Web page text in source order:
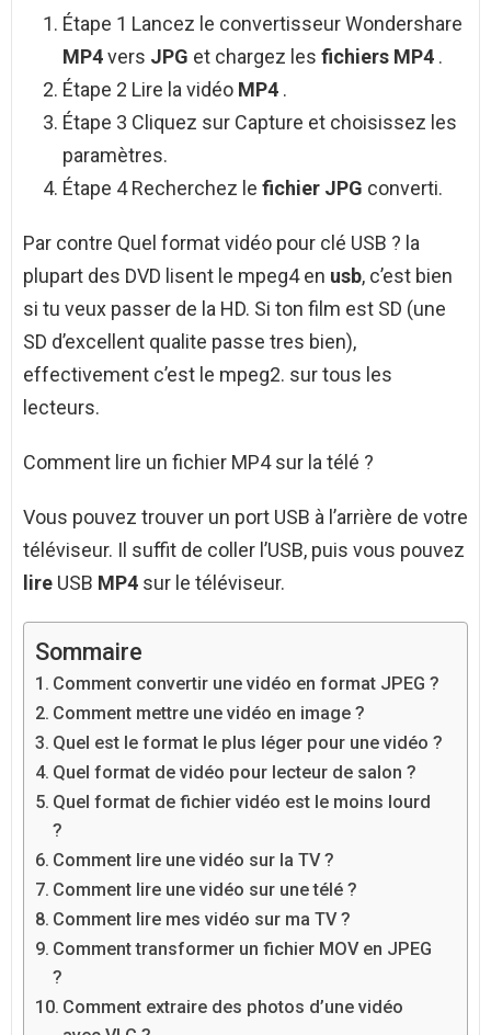
Étape 1 Lancez le convertisseur Wondershare
MP4vers JPG et chargez les fichiers MP4 .
Étape 2 Lire la vidéo MP4 .
Étape 3 Cliquez sur Capture et choisissez les
paramètres.
Étape 4 Recherchez le fichier JPG converti.
Par contre Quel format vidéo pour clé USB ? la
plupart des DVD lisent le mpeg4 en usb, c’est bien
si tu veux passer de la HD. Si ton film est SD (une
SD d’excellent qualite passe tres bien),
effectivement c’est le mpeg2. sur tous les
lecteurs.
Comment lire un fichier MP4 sur la télé ?
Vous pouvez trouver un port USB à l’arrière de votre
téléviseur. Il suffit de coller l’USB, puis vous pouvez
lire USB MP4 sur le téléviseur.
Sommaire
Comment convertir une vidéo en format JPEG ?
Comment mettre une vidéo en image ?
Quel est le format le plus léger pour une vidéo ?
Quel format de vidéo pour lecteur de salon ?
Quel format de fichier vidéo est le moins lourd
?
Comment lire une vidéo sur la TV ?
Comment lire une vidéo sur une télé ?
Comment lire mes vidéo sur ma TV ?
Comment transformer un fichier MOV en JPEG
?
Comment extraire des photos d’une vidéo